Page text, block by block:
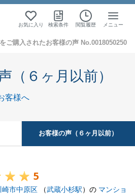
お気に入り 検索条件 閲覧履歴 メニュー
ご購入されたお客様の声 No.0018050250
（６ヶ月以前）
客様へ
お客様の声（６ヶ月以前）
5
崎市中原区 （武蔵小杉駅）の マンショ